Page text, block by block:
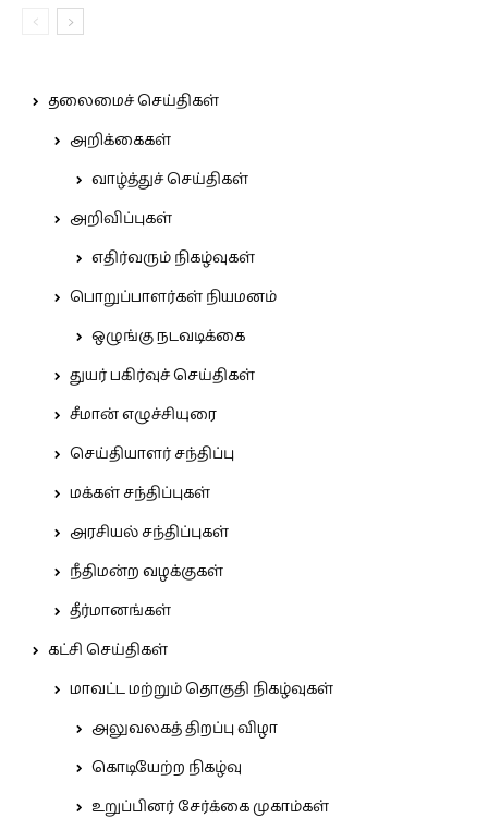
தலைமைச் செய்திகள்
அறிக்கைகள்
வாழ்த்துச் செய்திகள்
அறிவிப்புகள்
எதிர்வரும் நிகழ்வுகள்
பொறுப்பாளர்கள் நியமனம்
ஒழுங்கு நடவடிக்கை
துயர் பகிர்வுச் செய்திகள்
சீமான் எழுச்சியுரை
செய்தியாளர் சந்திப்பு
மக்கள் சந்திப்புகள்
அரசியல் சந்திப்புகள்
நீதிமன்ற வழக்குகள்
தீர்மானங்கள்
கட்சி செய்திகள்
மாவட்ட மற்றும் தொகுதி நிகழ்வுகள்
அலுவலகத் திறப்பு விழா
கொடியேற்ற நிகழ்வு
உறுப்பினர் சேர்க்கை முகாம்கள்